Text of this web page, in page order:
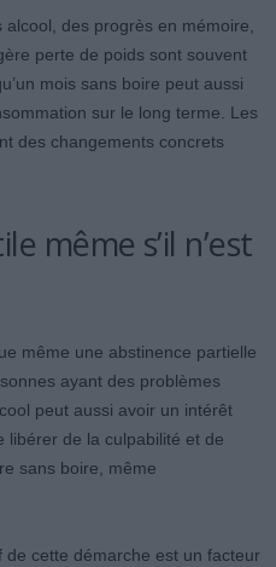
des progrès en mémoire,
perte de poids sont souvent
mois sans boire peut aussi
sur le long terme. Les
des changements concrets
même s’il n’est
même une abstinence partielle
ayant des problèmes
peut aussi avoir un intérêt
libérer de la culpabilité et de
sans boire, même
de cette démarche est un facteur